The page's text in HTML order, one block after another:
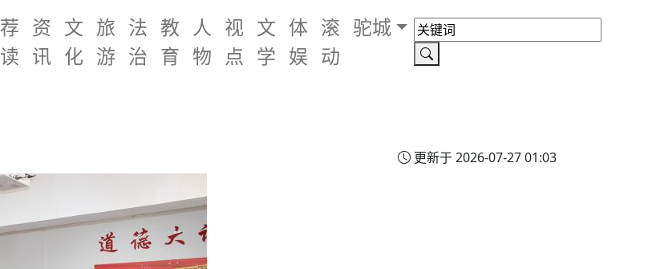
荐
读
资
讯
文
化
旅
游
法
治
教
育
人
物
视
点
文
学
体
娱
滚
动
驼城
更新于 2026-07-27 01:03